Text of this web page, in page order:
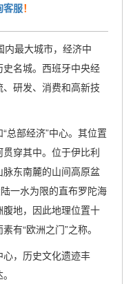
客服！
最大城市，经济中
名城。西班牙中央经
研发、消费和高新技
总部经济”中心。其位置
穿其中。位于伊比利
东南麓的山间高原盆
一水为限的直布罗陀海
地，因此地理位置十
有“欧洲之门”之称。
，历史文化遗迹丰